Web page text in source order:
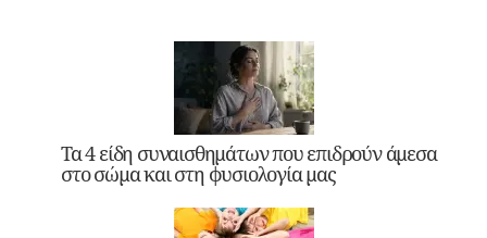
Τα 4 είδη συναισθημάτων που επιδρούν άμεσα
στο σώμα και στη φυσιολογία μας